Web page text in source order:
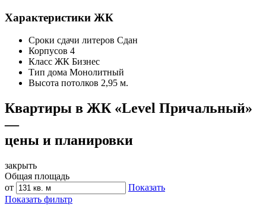
Характеристики ЖК
Сроки сдачи литеров Сдан
Корпусов 4
Класс ЖК Бизнес
Тип дома Монолитный
Высота потолков 2,95 м.
Квартиры в ЖК «Level Причальный»
—
цены и планировки
закрыть
Общая площадь
от
Показать
Показать фильтр